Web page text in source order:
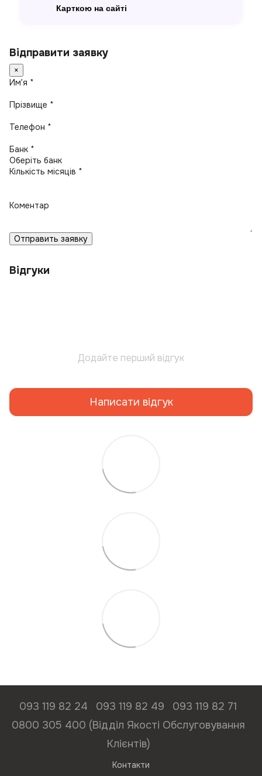
Карткою на сайті
Відправити заявку
×
Имʼя *
Прізвище *
Телефон *
Банк *
Кількість місяців *
Коментар
Отправить заявку
Відгуки
Додайте перший відгук
Написати відгук
093 119 82 24 093 119 82 49
093 119 82 71
0800 305 400 (Відділ Якості Обслуговування
Клієнтів)
Контакти